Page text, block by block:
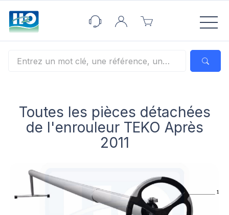
Toutes les pièces détachées
de l'enrouleur TEKO Après
2011